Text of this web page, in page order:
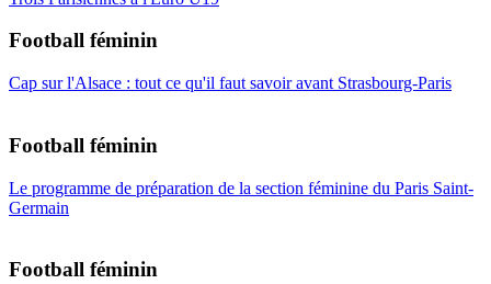
Football féminin
Cap sur l'Alsace : tout ce qu'il faut savoir avant Strasbourg-Paris
Football féminin
Le programme de préparation de la section féminine du Paris Saint-
Germain
Football féminin